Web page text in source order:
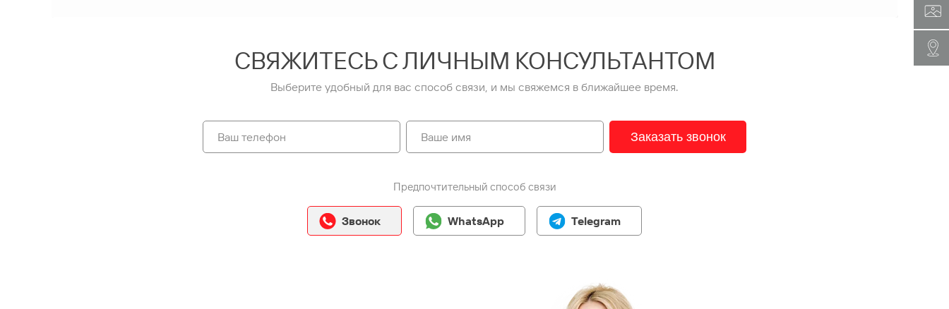
СВЯЖИТЕСЬ С ЛИЧНЫМ КОНСУЛЬТАНТОМ
Выберите удобный для вас способ связи, и мы свяжемся в ближайшее время.
Заказать звонок
Предпочтительный способ связи
Звонок WhatsApp Telegram